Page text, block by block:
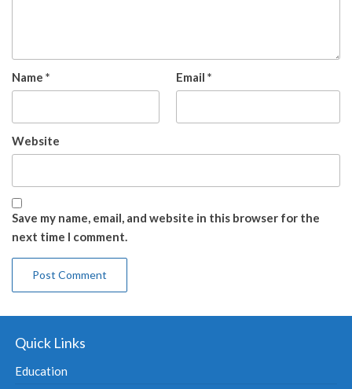
Name * Email *
Website
Save my name, email, and website in this browser for the
next time I comment.
Quick Links
Education